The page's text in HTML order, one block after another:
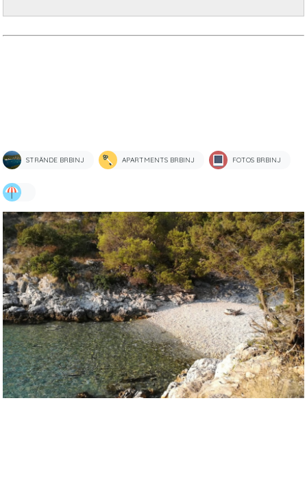
STRÄNDE BRBINJ APARTMENTS BRBINJ FOTOS BRBINJ